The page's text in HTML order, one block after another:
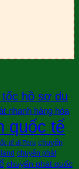
hồ sơ du
nhanh hàng hóa
quốc tế
tế đi Peru chuyển
chuyển phát
chuyển phát quốc